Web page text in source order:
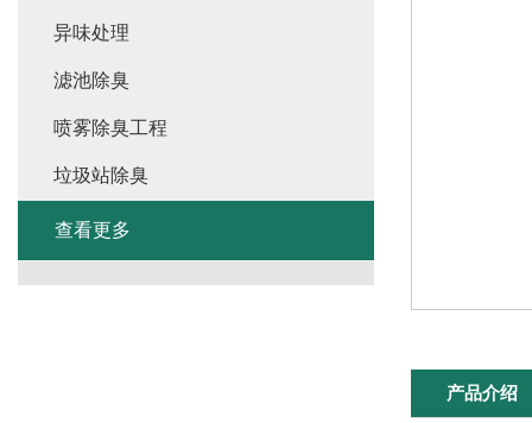
产品介绍
异味处理
滤池除臭
喷雾除臭工程
垃圾站除臭
查看更多